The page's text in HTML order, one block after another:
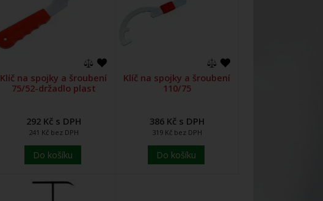
Klíč na spojky a šroubení
75/52-držadlo plast
292 Kč s DPH
241 Kč bez DPH
Do košíku
Klíč na spojky a šroubení
110/75
386 Kč s DPH
319 Kč bez DPH
Do košíku